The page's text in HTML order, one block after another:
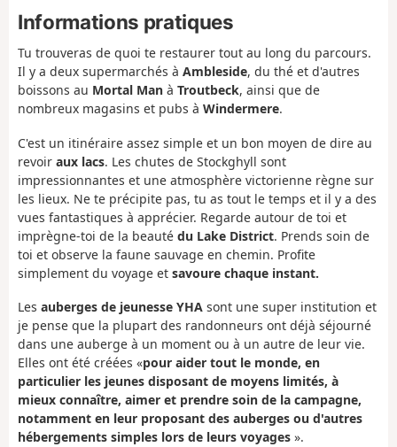
Informations pratiques
Tu trouveras de quoi te restaurer tout au long du parcours.
Il y a deux supermarchés à Ambleside, du thé et d'autres
boissons au Mortal Man à Troutbeck, ainsi que de
nombreux magasins et pubs à Windermere.
C'est un itinéraire assez simple et un bon moyen de dire au
revoir aux lacs. Les chutes de Stockghyll sont
impressionnantes et une atmosphère victorienne règne sur
les lieux. Ne te précipite pas, tu as tout le temps et il y a des
vues fantastiques à apprécier. Regarde autour de toi et
imprègne-toi de la beauté du Lake District. Prends soin de
toi et observe la faune sauvage en chemin. Profite
simplement du voyage et savoure chaque instant.
Les auberges de jeunesse YHA sont une super institution et
je pense que la plupart des randonneurs ont déjà séjourné
dans une auberge à un moment ou à un autre de leur vie.
Elles ont été créées «pour aider tout le monde, en
particulier les jeunes disposant de moyens limités, à
mieux connaître, aimer et prendre soin de la campagne,
notamment en leur proposant des auberges ou d'autres
hébergements simples lors de leurs voyages ».